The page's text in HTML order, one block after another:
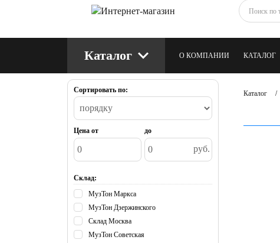
Каталог О КОМПАНИИ КАТАЛОГ
БЛОГ
Сортировать по:
Цена от до
руб.
Склад:
МузТон Маркса
МузТон Дзержинского
Склад Москва
МузТон Советская
Каталог /